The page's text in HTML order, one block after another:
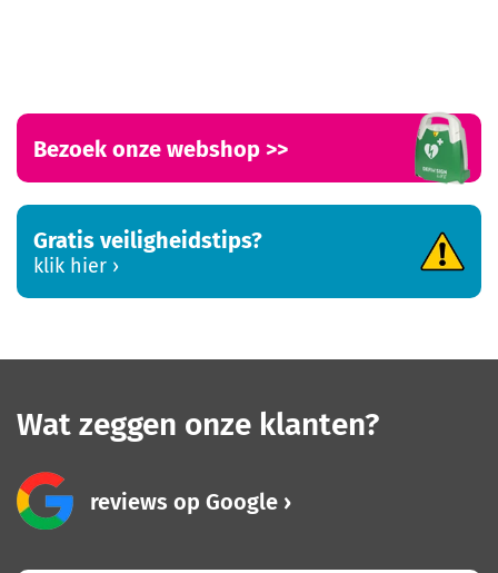
Bezoek onze webshop >>
Gratis veiligheidstips?
klik hier
Wat zeggen onze klanten?
reviews op Google